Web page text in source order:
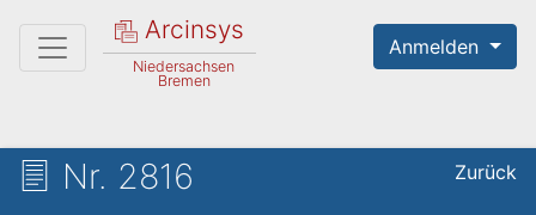
Arcinsys
Niedersachsen
Bremen
Anmelden
Nr. 2816 Zurück